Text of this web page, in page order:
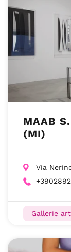
MAAB
(MI)
Via
Gallerie